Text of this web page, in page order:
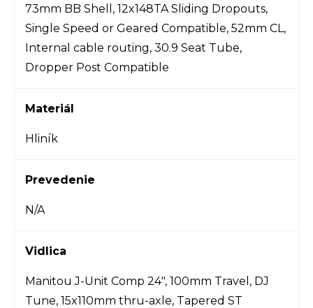
73mm BB Shell, 12x148TA Sliding Dropouts,
Single Speed or Geared Compatible, 52mm CL,
Internal cable routing, 30.9 Seat Tube,
Dropper Post Compatible
Materiál
Hliník
Prevedenie
N/A
Vidlica
Manitou J-Unit Comp 24", 100mm Travel, DJ
Tune, 15x110mm thru-axle, Tapered ST